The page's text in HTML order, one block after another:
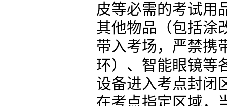
皮等必需的考试用
其他物品（包括涂
带入考场，严禁携
环）、智能眼镜等
设备进入考点封闭
在考点指定区域，